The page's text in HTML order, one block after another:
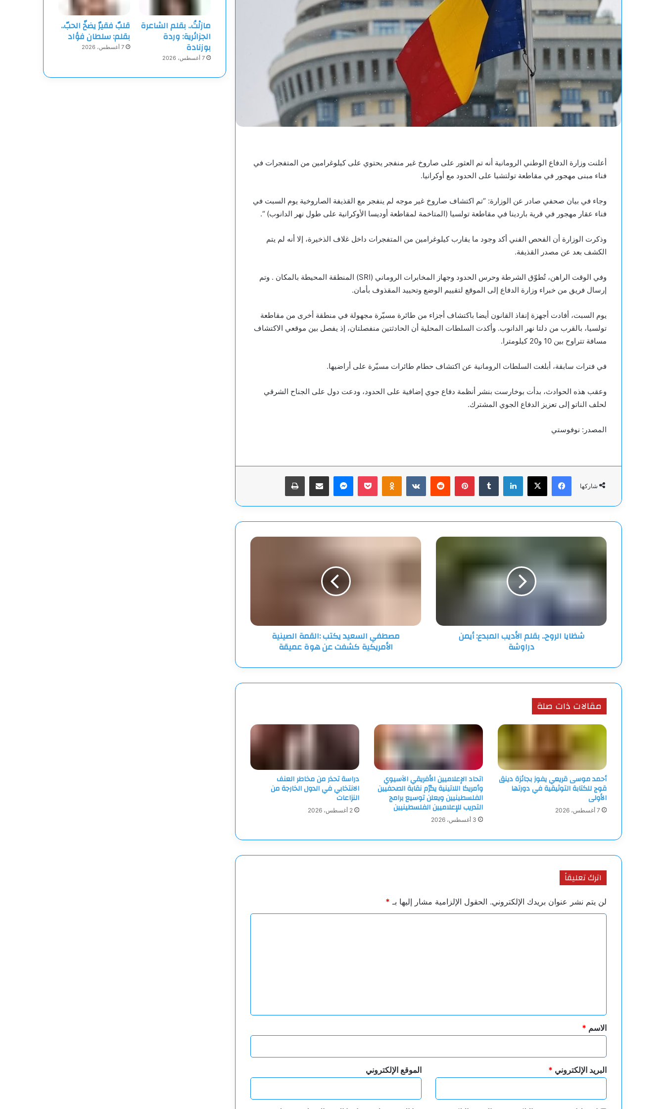
أعلنت وزارة الدفاع الوطني الرومانية أنه تم العثور على صاروخ غير منفجر يحتوي على كيلوغرامين من المتفجرات في
فناء مبنى مهجور في مقاطعة تولتشيا على الحدود مع أوكرانيا.
وجاء في بيان صحفي صادر عن الوزارة: “تم اكتشاف صاروخ غير موجه لم ينفجر مع القذيفة الصاروخية يوم السبت في
فناء عقار مهجور في قرية باردينا في مقاطعة تولسيا (المتاخمة لمقاطعة أوديسا الأوكرانية على طول نهر الدانوب) “.
وذكرت الوزارة أن الفحص الفني أكد وجود ما يقارب كيلوغرامين من المتفجرات داخل غلاف الذخيرة، إلا أنه لم يتم
الكشف بعد عن مصدر القذيفة.
وفي الوقت الراهن، تُطوّق الشرطة وحرس الحدود وجهاز المخابرات الروماني (SRI) المنطقة المحيطة بالمكان . وتم
إرسال فريق من خبراء وزارة الدفاع إلى الموقع لتقييم الوضع وتحييد المقذوف بأمان.
يوم السبت، أفادت أجهزة إنفاذ القانون أيضا باكتشاف أجزاء من طائرة مسيّرة مجهولة في منطقة أخرى من مقاطعة
تولسيا، بالقرب من دلتا نهر الدانوب. وأكدت السلطات المحلية أن الحادثتين منفصلتان، إذ يفصل بين موقعي الاكتشاف
مسافة تتراوح بين 10 و20 كيلومترا.
في فترات سابقة، أبلغت السلطات الرومانية عن اكتشاف حطام طائرات مسيّرة على أراضيها.
وعقب هذه الحوادث، بدأت بوخارست بنشر أنظمة دفاع جوي إضافية على الحدود، ودعت دول على الجناح الشرقي
لحلف الناتو إلى تعزيز الدفاع الجوي المشترك.
المصدر: نوفوستي
شاركها
فيسبوك
‫X لينكدإن بينتيريست Odnoklassniki
‫Pocketماسنجرمشاركة عبر البريد طباعة
شظايا
الروح..
بقلم
الأديب
دراوشة
شظايا الروح.. بقلم الأديب المبدع: أيمن
دراوشة
مصطفي
السعيد
يكتب
الأمريكية
هوة
مصطفي السعيد يكتب :القمة الصينية
الأمريكية كشفت عن هوة عميقة
مقالات ذات صلة
أحمد موسى قريعي يفوز بجائزة دينق
قوج للكتابة التوثيقية في دورتها
الأولى
7 أغسطس، 2026
اتحاد الإعلاميين الأفريقي الآسيوي
وأمريكا اللاتينية يكرّم نقابة الصحفيين
الفلسطينيين ويعلن توسيع برامج
التدريب للإعلاميين الفلسطينيين
3 أغسطس، 2026
دراسة تحذر من مخاطر العنف
الانتخابي في الدول الخارجة من
النزاعات
2 أغسطس، 2026
اترك تعليقاً
لن يتم نشر عنوان بريدك الإلكتروني. الحقول الإلزامية مشار إليها بـ *
*
الاسم *
البريد الإلكتروني * الموقع الإلكتروني
مازلْتُ.. بقلم الشاعرة
الجزائرية: وردة
بوزنادة
7 أغسطس، 2026
قلبٌ فقيرٌ يضخّ الحبّ..
بقلم: سلطان فؤاد
7 أغسطس، 2026